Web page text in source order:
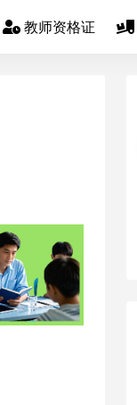
教师资格证